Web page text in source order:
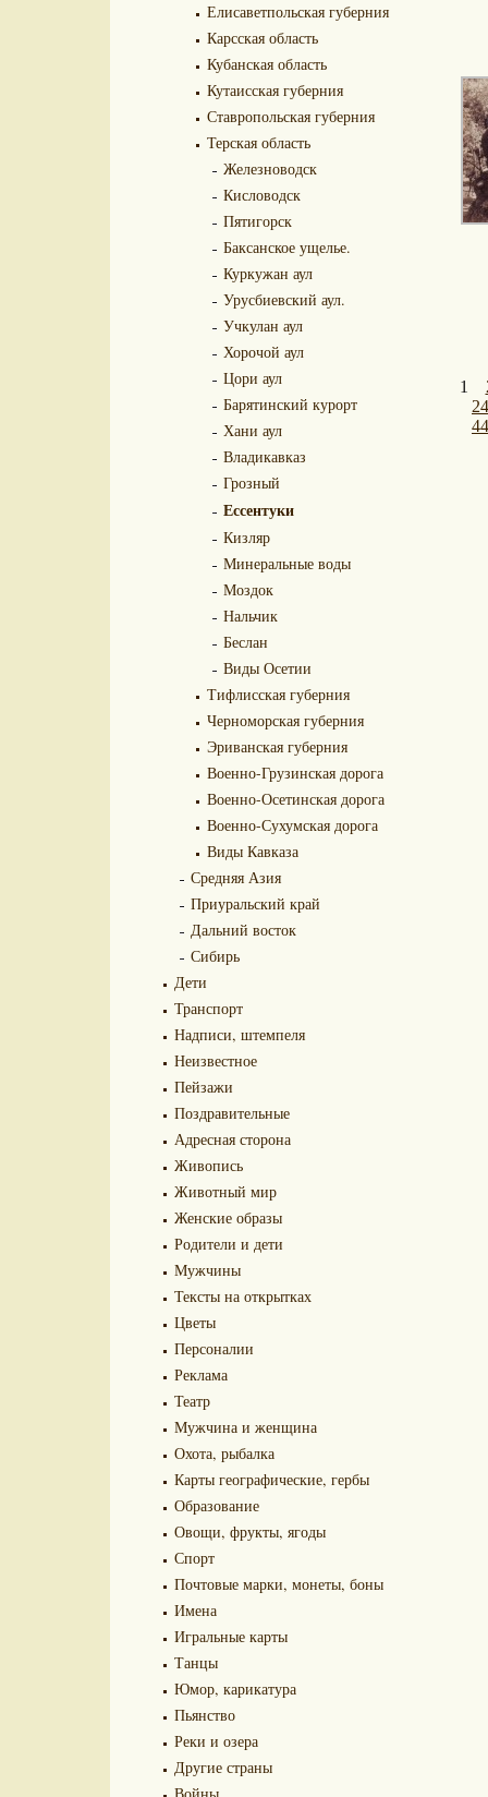
Елисаветпольская губерния
Карсская область
Кубанская область
Кутаисская губерния
Ставропольская губерния
Терская область
Железноводск
Кисловодск
Пятигорск
Баксанское ущелье.
Куркужан аул
Урусбиевский аул.
Учкулан аул
Хорочой аул
Цори аул
Барятинский курорт
Хани аул
Владикавказ
Грозный
Ессентуки
Кизляр
Минеральные воды
Моздок
Нальчик
Беслан
Виды Осетии
Тифлисская губерния
Черноморская губерния
Эриванская губерния
Военно-Грузинская дорога
Военно-Осетинская дорога
Военно-Сухумская дорога
Виды Кавказа
Средняя Азия
Приуральский край
Дальний восток
Сибирь
Дети
Транспорт
Надписи, штемпеля
Неизвестное
Пейзажи
Поздравительные
Адресная сторона
Живопись
Животный мир
Женские образы
Родители и дети
Мужчины
Тексты на открытках
Цветы
Персоналии
Реклама
Театр
Мужчина и женщина
Охота, рыбалка
Карты географические, гербы
Образование
Овощи, фрукты, ягоды
Спорт
Почтовые марки, монеты, боны
Имена
Игральные карты
Танцы
Юмор, карикатура
Пьянство
Реки и озера
Другие страны
1
24
44